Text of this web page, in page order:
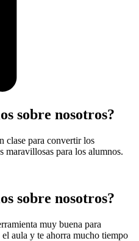
sobre nosotros?
clase para convertir los
maravillosas para los alumnos.
sobre nosotros?
muy buena para
aula y te ahorra mucho tiempo